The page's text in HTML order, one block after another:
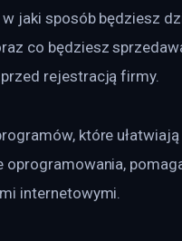
jaki sposób będziesz
co będziesz
przed rejestracją firmy.
które
internetowymi.